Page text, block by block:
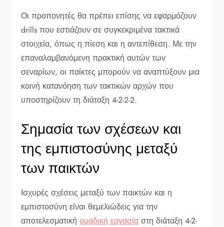
Οι προπονητές θα πρέπει επίσης να εφαρμόζουν
drills που εστιάζουν σε συγκεκριμένα τακτικά
στοιχεία, όπως η πίεση και η αντεπίθεση. Με την
επαναλαμβανόμενη πρακτική αυτών των
σεναρίων, οι παίκτες μπορούν να αναπτύξουν μια
κοινή κατανόηση των τακτικών αρχών που
υποστηρίζουν τη διάταξη 4-2-2-2.
Σημασία των σχέσεων και
της εμπιστοσύνης μεταξύ
των παικτών
Ισχυρές σχέσεις μεταξύ των παικτών και η
εμπιστοσύνη είναι θεμελιώδεις για την
αποτελεσματικήομαδική εργασία στη διάταξη 4-2-